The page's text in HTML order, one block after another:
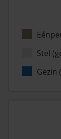
Stel
Gezin